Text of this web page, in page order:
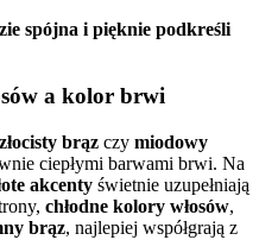
spójna i pięknie podkreśli
a kolor brwi
złocisty brąz czy miodowy
ciepłymi barwami brwi. Na
akcenty świetnie uzupełniają
chłodne kolory włosów,
brąz, najlepiej współgrają z